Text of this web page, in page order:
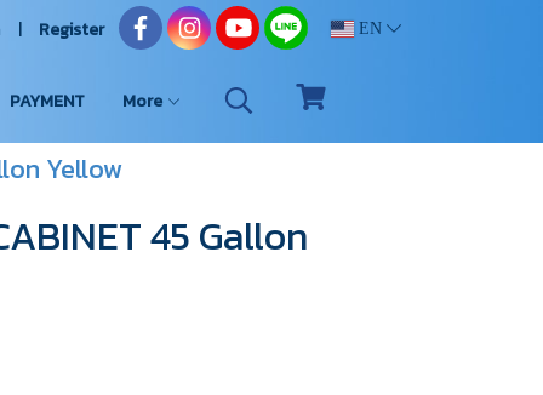
Register EN
PAYMENT More
Yellow
45 Gallon